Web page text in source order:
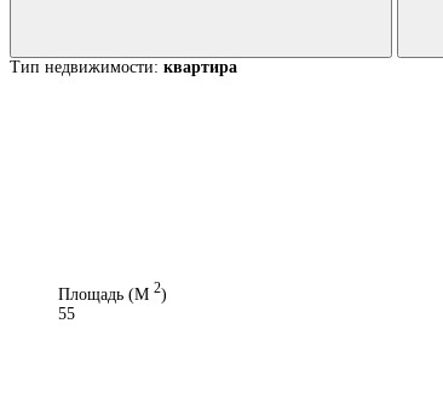
Тип недвижимости: квартира
Площадь (M 2)
55